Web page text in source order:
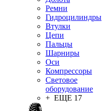
Ремни
Гидроцилиндры
Втулки
Цепи
Пальцы
Шарниры
Оси
Компрессоры
Световое
оборудование
+ ЕЩЕ 17